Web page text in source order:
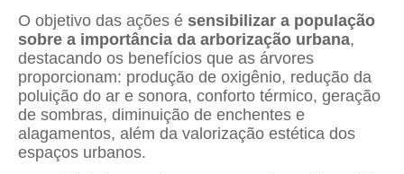
O objetivo das ações é sensibilizar a população
sobre a importância da arborização urbana,
destacando os benefícios que as árvores
proporcionam: produção de oxigênio, redução da
poluição do ar e sonora, conforto térmico, geração
de sombras, diminuição de enchentes e
alagamentos, além da valorização estética dos
espaços urbanos.